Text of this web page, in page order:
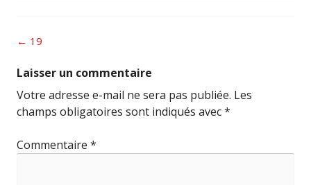
Post
← 19
Laisser un commentaire
Votre adresse e-mail ne sera pas publiée. Les
champs obligatoires sont indiqués avec*
Commentaire *